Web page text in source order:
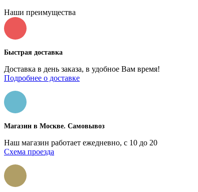
Наши преимущества
Быстрая доставка
Доставка в день заказа, в удобное Вам время!
Подробнее о доставке
Магазин в Москве. Самовывоз
Наш магазин работает ежедневно, с 10 до 20
Схема проезда